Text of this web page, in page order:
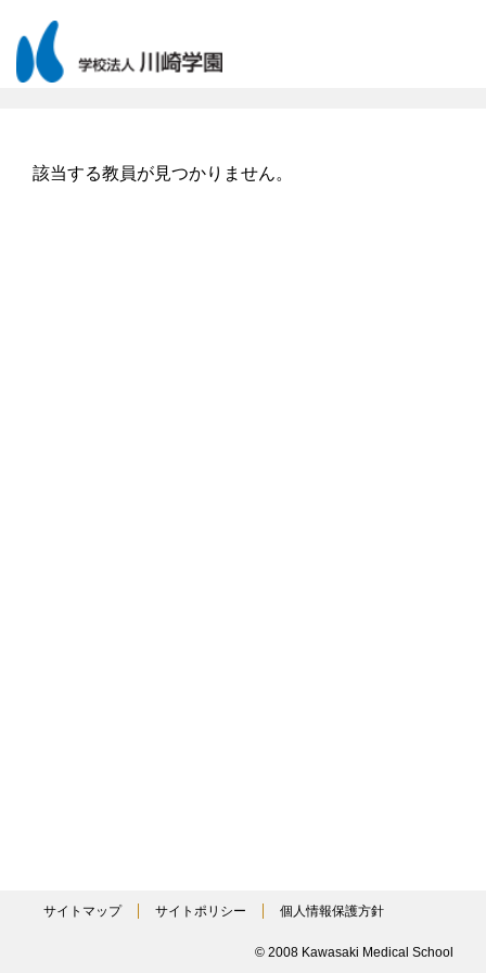
該当する教員が見つかりません。
サイトマップ サイトポリシー 個人情報保護方針
© 2008 Kawasaki Medical School